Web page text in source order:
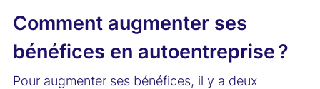
Comment augmenter ses
bénéfices en autoentreprise ?
Pour augmenter ses bénéfices, il y a deux